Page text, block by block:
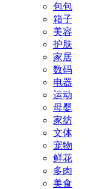
包包
箱子
美容
护肤
家居
数码
电器
运动
母婴
家纺
文体
宠物
鲜花
多肉
美食